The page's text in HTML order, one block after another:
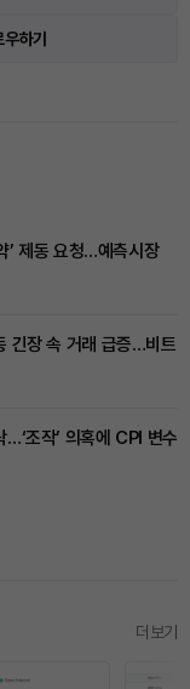
우하기
’ 제동 요청…예측시장
긴장 속 거래 급증…비트
조작’ 의혹에 CPI 변수
더보기